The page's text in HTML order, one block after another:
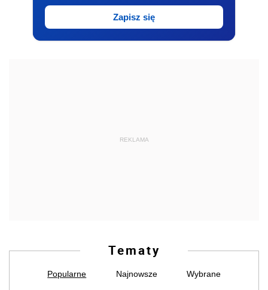
Zapisz się
REKLAMA
Tematy
Popularne Najnowsze Wybrane